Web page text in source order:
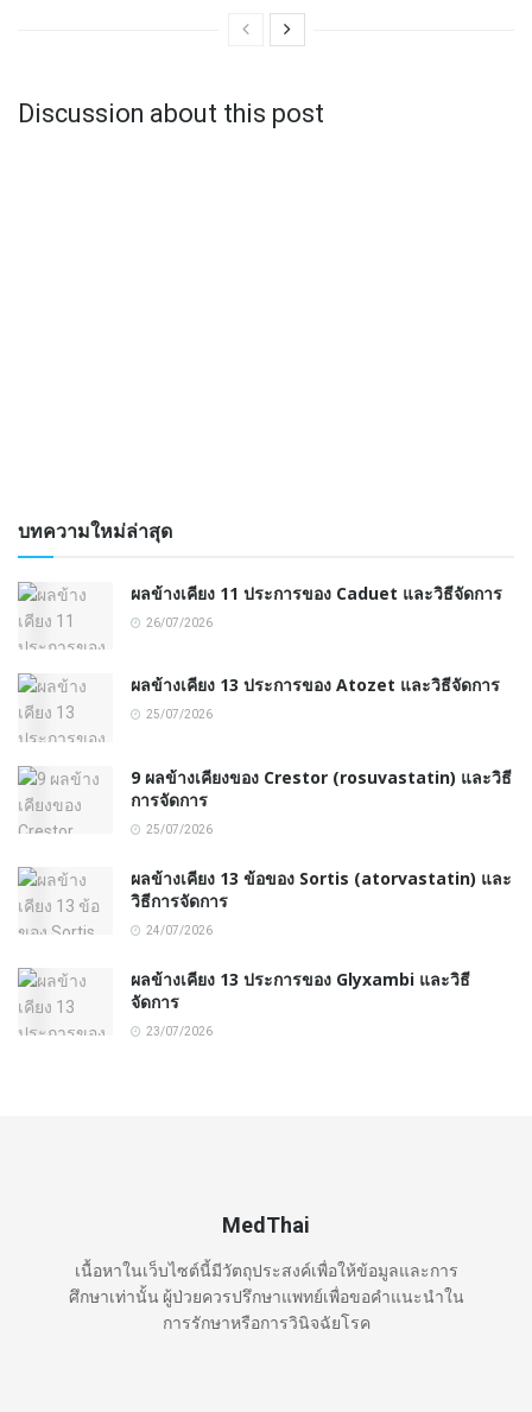
Discussion about this post
บทความใหม่ล่าสุด
ผลข้างเคียง 11 ประการของ Caduet และวิธีจัดการ
26/07/2026
ผลข้างเคียง 13 ประการของ Atozet และวิธีจัดการ
25/07/2026
9 ผลข้างเคียงของ Crestor (rosuvastatin) และวิธี
การจัดการ
25/07/2026
ผลข้างเคียง 13 ข้อของ Sortis (atorvastatin) และ
วิธีการจัดการ
24/07/2026
ผลข้างเคียง 13 ประการของ Glyxambi และวิธี
จัดการ
23/07/2026
MedThai
เนื้อหาในเว็บไซต์นี้มีวัตถุประสงค์เพื่อให้ข้อมูลและการ
ศึกษาเท่านั้น ผู้ป่วยควรปรึกษาแพทย์เพื่อขอคำแนะนำใน
การรักษาหรือการวินิจฉัยโรค